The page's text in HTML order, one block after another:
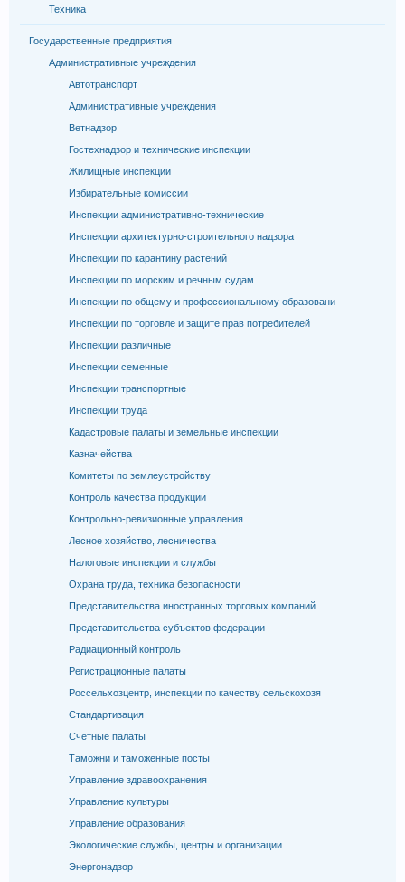
Техника
Государственные предприятия
Административные учреждения
Автотранспорт
Административные учреждения
Ветнадзор
Гостехнадзор и технические инспекции
Жилищные инспекции
Избирательные комиссии
Инспекции административно-технические
Инспекции архитектурно-строительного надзора
Инспекции по карантину растений
Инспекции по морским и речным судам
Инспекции по общему и профессиональному образовани
Инспекции по торговле и защите прав потребителей
Инспекции различные
Инспекции семенные
Инспекции транспортные
Инспекции труда
Кадастровые палаты и земельные инспекции
Казначейства
Комитеты по землеустройству
Контроль качества продукции
Контрольно-ревизионные управления
Лесное хозяйство, лесничества
Налоговые инспекции и службы
Охрана труда, техника безопасности
Представительства иностранных торговых компаний
Представительства субъектов федерации
Радиационный контроль
Регистрационные палаты
Россельхозцентр, инспекции по качеству сельскохозя
Стандартизация
Счетные палаты
Таможни и таможенные посты
Управление здравоохранения
Управление культуры
Управление образования
Экологические службы, центры и организации
Энергонадзор